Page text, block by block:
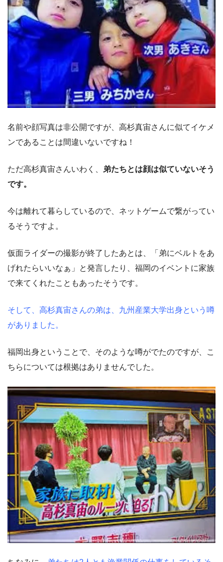
名前や顔写真は非公開ですが、高杉真宙さんに似てイケメ
ンであることは間違いないですね！
ただ高杉真宙さんいわく、
弟たちとは顔は似ていないそう
です。
今は離れて暮らしているので、ネットゲームで繋がってい
るそうですよ。
仮面ライダーの撮影が終了したあとは、「弟にベルトをあ
げれたらいいなぁ」と発言したり、福岡のイベントに家族
で来てくれたこともあったそうです。
そして、高杉真宙さんの弟は、九州産業大学出身という噂
がありました。
福岡出身ということで、そのような噂がでたのですが、こ
ちらについては根拠はありませんでした。